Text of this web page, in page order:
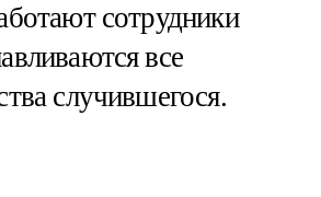
сотрудники
все
случившегося.